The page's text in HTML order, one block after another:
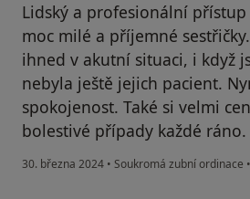
Lidský a profesionální
moc milé a příjemné
ihned v akutní situaci, i když
nebyla ještě jejich pacient.
spokojenost. Také si velmi
bolestivé případy každé ráno.
30. března 2024 • Soukromá zubní ordinace •